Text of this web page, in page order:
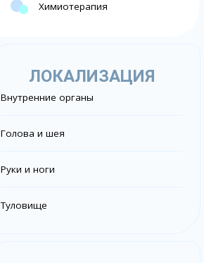
Химиотерапия
ЛОКАЛИЗАЦИЯ
Внутренние органы
Голова и шея
Руки и ноги
Туловище